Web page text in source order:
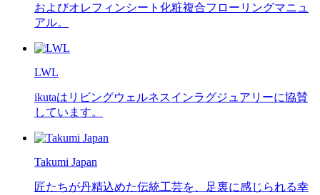
およびオレフィンシート化粧複合フローリングマニュ
アル。
LWL
ikutaはリビングウェルネスインラグジュアリーに協賛
しています。
Takumi Japan
匠たちが丹精込めた伝統工芸を、足裏に感じられる幸